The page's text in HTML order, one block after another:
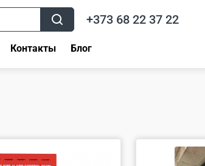
+373 68 22 37 22
Контакты Блог